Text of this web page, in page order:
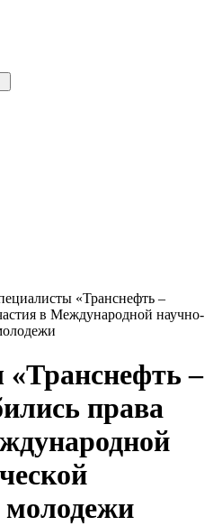
«Транснефть –
в Международной научно-
–
права